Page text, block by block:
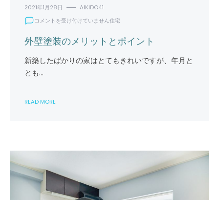
2021年1月28日
AIKIDO41
外
塗
装
の
メ
リ
と
は
コメントを受け付けていません住宅
外壁塗装のメリットとポイント
新築したばかりの家はとてもきれいですが、年月と
とも…
READ MORE